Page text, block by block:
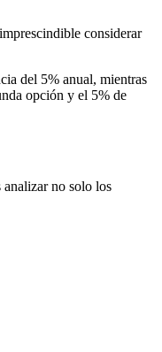
considerar
del 5% anual, mientras
opción y el 5% de
analizar no solo los